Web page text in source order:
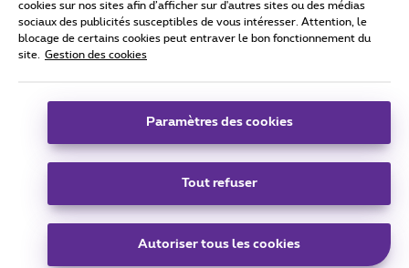
Tous droits réservés. © 2026
Conditions générales, info consommateur
Coordonnées de l’entreprise
Boulevard du Roi Albert II 27 - B-1030 Bruxelles.
Carrier & Wholesale Solutions
|Telindus
cookies sur nos sites afin d’afficher sur d'autres sites ou des médias
sociaux des publicités susceptibles de vous intéresser. Attention, le
blocage de certains cookies peut entraver le bon fonctionnement du
site.
Gestion des cookies
Paramètres des cookies
Tout refuser
Autoriser tous les cookies